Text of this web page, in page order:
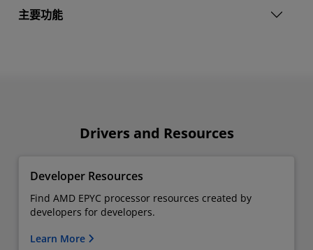
主要功能
Drivers and Resources
Developer Resources
Find AMD EPYC processor resources created by
developers for developers.
Learn More